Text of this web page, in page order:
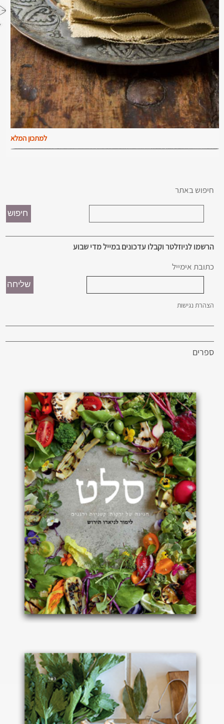
למתכון המלא
חיפוש באתר
הרשמו לניוזלטר וקבלו עדכונים במייל מדי שבוע
כתובת אימייל
הצהרת נגישות
ספרים